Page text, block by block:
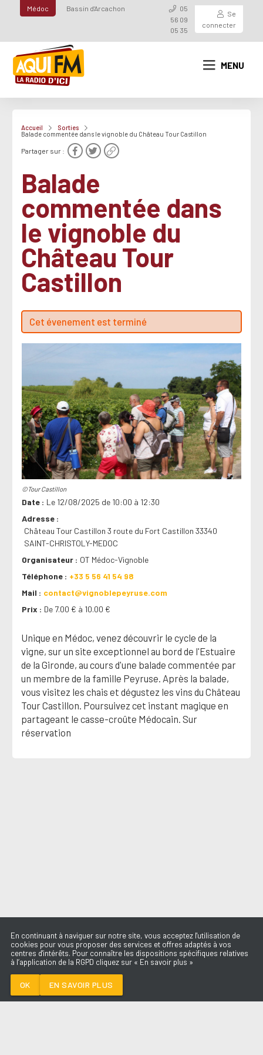
Médoc Bassin d'Arcachon
05
56 09
05 35
Se
connecter
MENU
Accueil
Sorties
Balade commentée dans le vignoble du Château Tour Castillon
Partager sur :
Balade
commentée dans
le vignoble du
Château Tour
Castillon
Cet évenement est terminé
©Tour Castillon
Date
Le 12/08/2025 de 10:00 à 12:30
Adresse
Château Tour Castillon 3 route du Fort Castillon 33340
SAINT-CHRISTOLY-MEDOC
Organisateur
OT Médoc-Vignoble
Téléphone
+33 5 56 41 54 98
Mail
contact@vignoblepeyruse.com
Prix
De 7.00 € à 10.00 €
Unique en Médoc, venez découvrir le cycle de la
vigne, sur un site exceptionnel au bord de l'Estuaire
de la Gironde, au cours d'une balade commentée par
un membre de la famille Peyruse. Après la balade,
vous visitez les chais et dégustez les vins du Château
Tour Castillon. Poursuivez cet instant magique en
partageant le casse-croûte Médocain. Sur
réservation
En continuant à naviguer sur notre site, vous acceptez l'utilisation de
cookies pour vous proposer des services et offres adaptés à vos
centres d'intérêts. Pour connaître les dispositions spécifiques relatives
à l’application de la RGPD cliquez sur « En savoir plus »
OK EN SAVOIR PLUS